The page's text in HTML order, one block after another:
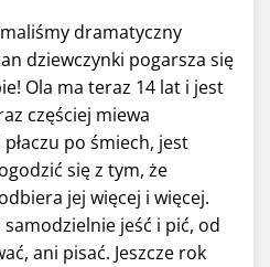
dramatyczny
dziewczynki pogarsza się
Ola ma teraz 14 lat i jest
częściej miewa
po śmiech, jest
się z tym, że
jej więcej i więcej.
jeść i pić, od
ani pisać. Jeszcze rok